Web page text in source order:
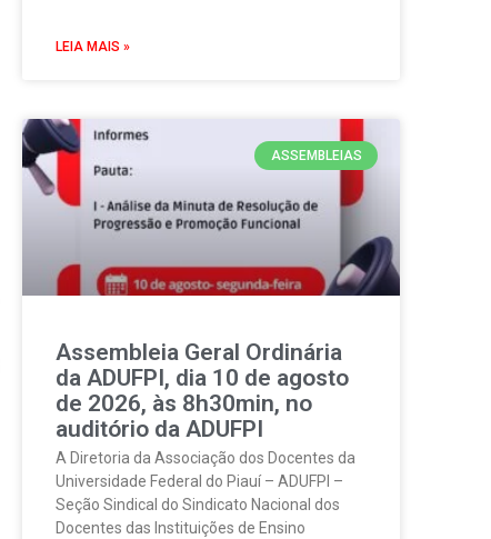
LEIA MAIS »
ASSEMBLEIAS
Assembleia Geral Ordinária
da ADUFPI, dia 10 de agosto
de 2026, às 8h30min, no
auditório da ADUFPI
A Diretoria da Associação dos Docentes da
Universidade Federal do Piauí – ADUFPI –
Seção Sindical do Sindicato Nacional dos
Docentes das Instituições de Ensino